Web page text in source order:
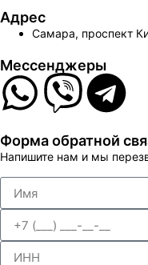
Адрес
Самара, проспект
Мессенджеры
Форма обратной
Напишите нам и мы